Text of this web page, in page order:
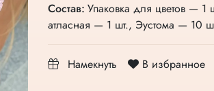
Состав: Упаковка для цветов — 1
атласная — 1 шт., Эустома — 10
Намекнуть В избранное